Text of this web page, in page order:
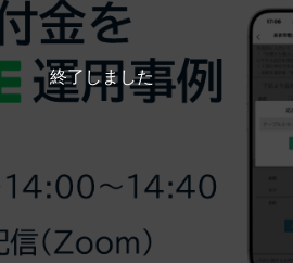
終了しました